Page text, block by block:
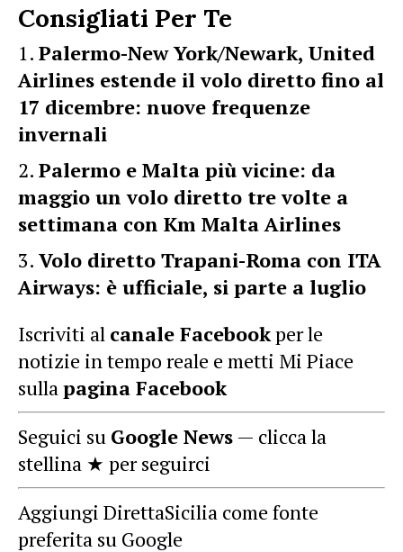
Consigliati Per Te
Palermo-New York/Newark, United
Airlines estende il volo diretto fino al
17 dicembre: nuove frequenze
invernali
Palermo e Malta più vicine: da
maggio un volo diretto tre volte a
settimana con Km Malta Airlines
Volo diretto Trapani-Roma con ITA
Airways: è ufficiale, si parte a luglio
Iscriviti al canale Facebookper le
notizie in tempo reale e metti Mi Piace
sullapagina Facebook
Seguici su Google News — clicca la
stellina ★ per seguirci
Aggiungi DirettaSicilia come fonte
preferita su Google